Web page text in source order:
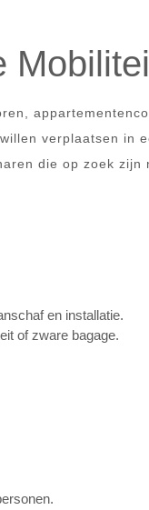
verplaatsen in
die op zoek zijn
en installatie.
of zware bagage.